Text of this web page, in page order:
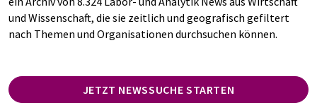
und Wissenschaft, die sie zeitlich und geografisch gefiltert
nach Themen und Organisationen durchsuchen können.
JETZT NEWSSUCHE STARTEN